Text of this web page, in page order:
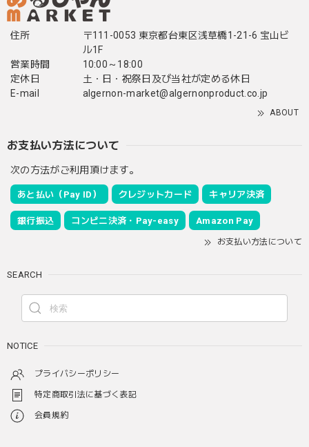
住所
〒111-0053 東京都台東区浅草橋1-21-6 宝山ビ
ル1F
営業時間
10:00～18:00
定休日
土・日・祝祭日及び当社が定める休日
E-mail
algernon-market@algernonproduct.co.jp
ABOUT
お支払い方法について
次の方法がご利用頂けます。
あと払い（Pay ID） クレジットカード キャリア決済
銀行振込 コンビニ決済・Pay-easy Amazon Pay
お支払い方法について
SEARCH
NOTICE
プライバシーポリシー
特定商取引法に基づく表記
会員規約